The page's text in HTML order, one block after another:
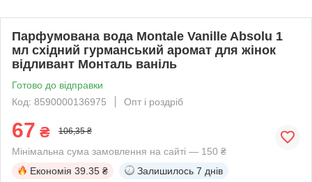
Парфумована вода Montale Vanille Absolu 1
мл східний гурманський аромат для жінок
відливант Монталь ваніль
Готово до відправки
Код: 8590000136975
Опт і роздріб
67 ₴ 106,35 ₴
Мінімальна сума замовлення на сайті — 150 ₴
Економія 39.35 ₴ Залишилось 7 днів